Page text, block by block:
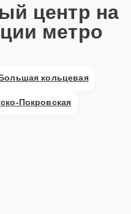
центр на
метро
кольцевая
Покровская